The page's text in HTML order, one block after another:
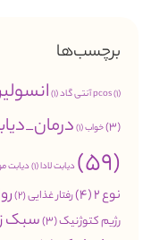
برچسب‌ها
pcos(1) آنتی گاد(1)
(3)
خواب(1)
(59)
دیابت لادا(1) دیابت
نوع 2 (4) رفتار غذایی(2)
رژیم کتوژنیک(3) سبک